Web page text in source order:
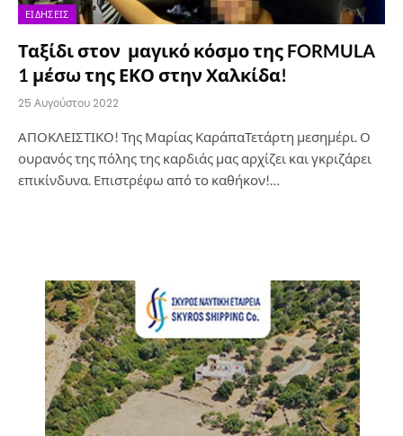
ΕΙΔΉΣΕΙΣ
Ταξίδι στον μαγικό κόσμο της FORMULA
1 μέσω της ΕΚΟ στην Χαλκίδα!
25 Αυγούστου 2022
ΑΠΟΚΛΕΙΣΤΙΚΟ! Της Μαρίας ΚαράπαΤετάρτη μεσημέρι. Ο
ουρανός της πόλης της καρδιάς μας αρχίζει και γκριζάρει
επικίνδυνα. Επιστρέφω από το καθήκον!…